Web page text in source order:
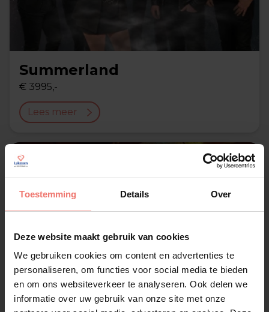
Toestemming Details Over
Deze website maakt gebruik van cookies
We gebruiken cookies om content en advertenties te
personaliseren, om functies voor social media te bieden
en om ons websiteverkeer te analyseren. Ook delen we
informatie over uw gebruik van onze site met onze
Summerland
€ 3995,-
Lees meer